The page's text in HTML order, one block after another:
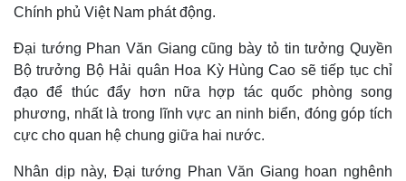
Chính phủ Việt Nam phát động.
Đại tướng Phan Văn Giang cũng bày tỏ tin tưởng Quyền
Bộ trưởng Bộ Hải quân Hoa Kỳ Hùng Cao sẽ tiếp tục chỉ
đạo để thúc đẩy hơn nữa hợp tác quốc phòng song
phương, nhất là trong lĩnh vực an ninh biển, đóng góp tích
cực cho quan hệ chung giữa hai nước.
Nhân dịp này, Đại tướng Phan Văn Giang hoan nghênh